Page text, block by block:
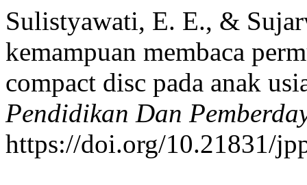
Sulistyawati, E. E., &
kemampuan membaca
compact disc pada anak
Pendidikan Dan
https://doi.org/10.21831/